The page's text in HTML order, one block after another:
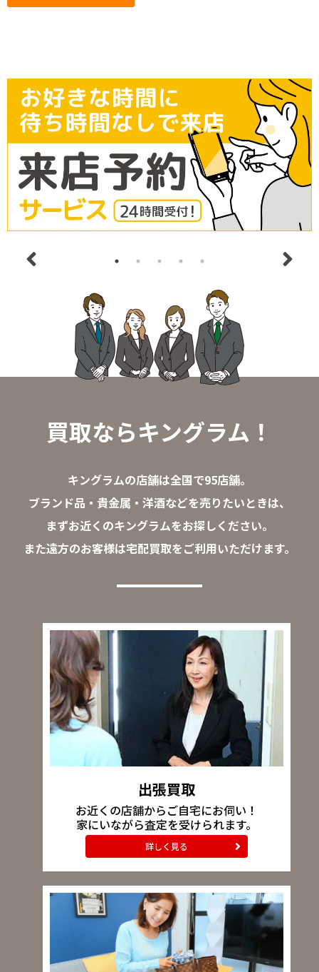
買取ならキングラム！
キングラムの店舗は全国で95店舗。
ブランド品・貴金属・洋酒などを売りたいときは、
まずお近くのキングラムをお探しください。
また遠方のお客様は宅配買取をご利用いただけます。
出張買取
お近くの店舗からご自宅にお伺い！
家にいながら査定を受けられます。
詳しく見る